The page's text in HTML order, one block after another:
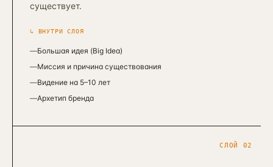
существует.
↳ ВНУТРИ СЛОЯ
—Большая идея (Big Idea)
—Миссия и причина существования
—Видение на 5–10 лет
—Архетип бренда
СЛОЙ 02